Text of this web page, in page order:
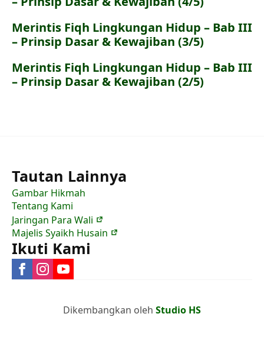
Merintis Fiqh Lingkungan Hidup – Bab III
– Prinsip Dasar & Kewajiban (3/5)
Merintis Fiqh Lingkungan Hidup – Bab III
– Prinsip Dasar & Kewajiban (2/5)
Tautan Lainnya
Gambar Hikmah
Tentang Kami
Jaringan Para Wali
Majelis Syaikh Husain
Ikuti Kami
Dikembangkan oleh Studio HS